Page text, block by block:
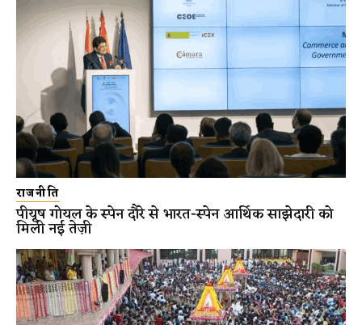
राजनीति
पीयूष गोयल के स्पेन दौरे से भारत-स्पेन आर्थिक साझेदारी को
मिली नई तेज़ी